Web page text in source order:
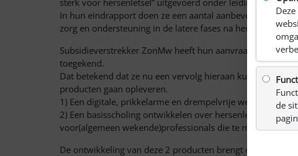
sterk voor hersenletsel” uitgevoerd onder leiding van
In hun eindrapport doen ze een aantal aanbevelingen
zorg en ondersteuning in de latere fases na hersenletsel.
Subsidieverstrekker ZonMw heeft hun aanvraag om met
toegekend.
Dat betekend dat ze nu een vervolg hieraan kunnen geven
producten gaan opleveren.
1) Een digitale, prikkelarme en drempelvrije website
2) Een basisscholing ontwikkelen over hersenletsel en de
voor(algemeen wekende)professionals die te maken
De ontwikkeling van deze 2 producten brengt ons weer
de